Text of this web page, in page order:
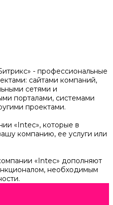
- профессиональные
сайтами компаний,
сетями и
порталами, системами
проектами.
«Intec», которые в
компанию, ее услуги или
«Intec» дополняют
необходимым